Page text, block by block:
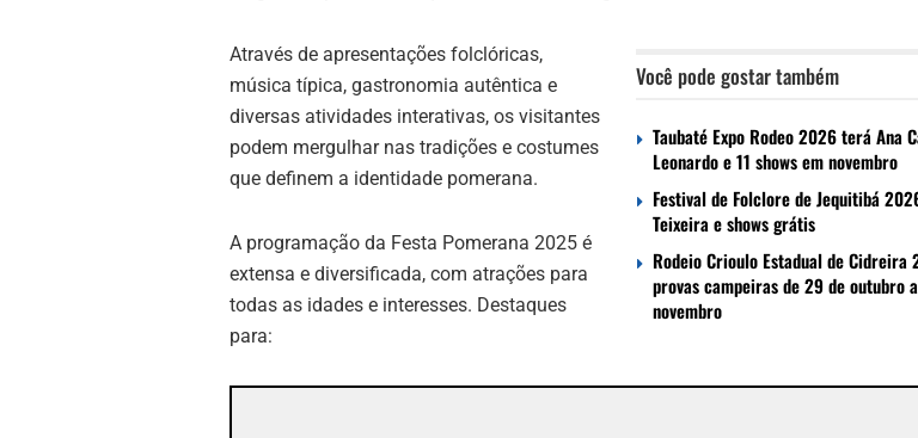
Você pode gostar também
Taubaté Expo Rodeo 2026 terá Ana
Leonardo e 11 shows em novembro
Festival de Folclore de Jequitibá
Teixeira e shows grátis
Rodeio Crioulo Estadual de Cidreira
provas campeiras de 29 de outubro
novembro
Através de apresentações folclóricas,
música típica, gastronomia autêntica e
diversas atividades interativas, os visitantes
podem mergulhar nas tradições e costumes
que definem a identidade pomerana.
A programação da Festa Pomerana 2025 é
extensa e diversificada, com atrações para
todas as idades e interesses. Destaques
para: